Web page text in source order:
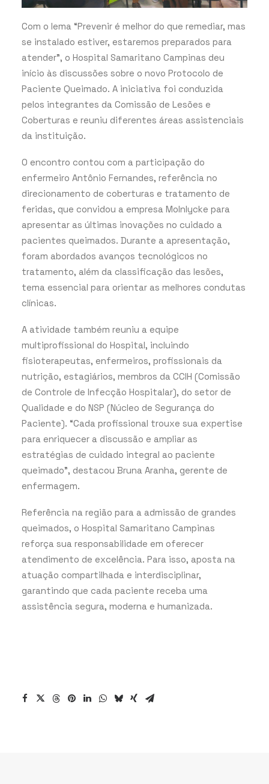
Com o lema “Prevenir é melhor do que remediar, mas
se instalado estiver, estaremos preparados para
atender”, o Hospital Samaritano Campinas deu
início às discussões sobre o novo Protocolo de
Paciente Queimado. A iniciativa foi conduzida
pelos integrantes da Comissão de Lesões e
Coberturas e reuniu diferentes áreas assistenciais
da instituição.
O encontro contou com a participação do
enfermeiro Antônio Fernandes, referência no
direcionamento de coberturas e tratamento de
feridas, que convidou a empresa Molnlycke para
apresentar as últimas inovações no cuidado a
pacientes queimados. Durante a apresentação,
foram abordados avanços tecnológicos no
tratamento, além da classificação das lesões,
tema essencial para orientar as melhores condutas
clínicas.
A atividade também reuniu a equipe
multiprofissional do Hospital, incluindo
fisioterapeutas, enfermeiros, profissionais da
nutrição, estagiários, membros da CCIH (Comissão
de Controle de Infecção Hospitalar), do setor de
Qualidade e do NSP (Núcleo de Segurança do
Paciente). “Cada profissional trouxe sua expertise
para enriquecer a discussão e ampliar as
estratégias de cuidado integral ao paciente
queimado”, destacou Bruna Aranha, gerente de
enfermagem.
Referência na região para a admissão de grandes
queimados, o Hospital Samaritano Campinas
reforça sua responsabilidade em oferecer
atendimento de excelência. Para isso, aposta na
atuação compartilhada e interdisciplinar,
garantindo que cada paciente receba uma
assistência segura, moderna e humanizada.